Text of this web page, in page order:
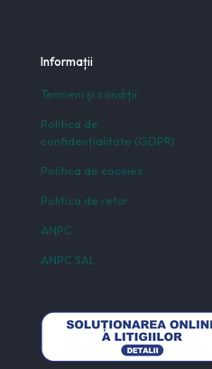
Informații
Termeni și condiții
Politica de
confidențialitate (GDPR)
Politica de cookies
Politica de retur
ANPC
ANPC SAL